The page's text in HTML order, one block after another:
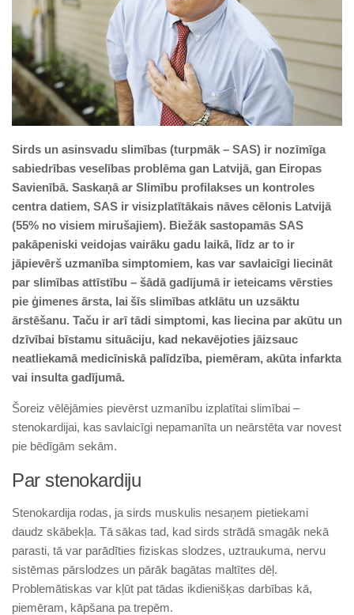
Sirds un asinsvadu slimības (turpmāk – SAS) ir nozīmīga
sabiedrības veselības problēma gan Latvijā, gan Eiropas
Savienībā. Saskaņā ar Slimību profilakses un kontroles
centra datiem, SAS ir visizplatītākais nāves cēlonis Latvijā
(55% no visiem mirušajiem). Biežāk sastopamās SAS
pakāpeniski veidojas vairāku gadu laikā, līdz ar to ir
jāpievērš uzmanība simptomiem, kas var savlaicīgi liecināt
par slimības attīstību – šādā gadījumā ir ieteicams vērsties
pie ģimenes ārsta, lai šīs slimības atklātu un uzsāktu
ārstēšanu. Taču ir arī tādi simptomi, kas liecina par akūtu un
dzīvībai bīstamu situāciju, kad nekavējoties jāizsauc
neatliekamā medicīniskā palīdzība, piemēram, akūta infarkta
vai insulta gadījumā.
Šoreiz vēlējāmies pievērst uzmanību izplatītai slimībai –
stenokardijai, kas savlaicīgi nepamanīta un neārstēta var novest
pie bēdīgām sekām.
Par stenokardiju
Stenokardija rodas, ja sirds muskulis nesaņem pietiekami
daudz skābekļa. Tā sākas tad, kad sirds strādā smagāk nekā
parasti, tā var parādīties fiziskas slodzes, uztraukuma, nervu
sistēmas pārslodzes un pārāk bagātas maltītes dēļ.
Problemātiskas var kļūt pat tādas ikdienišķas darbības kā,
piemēram, kāpšana pa trepēm.